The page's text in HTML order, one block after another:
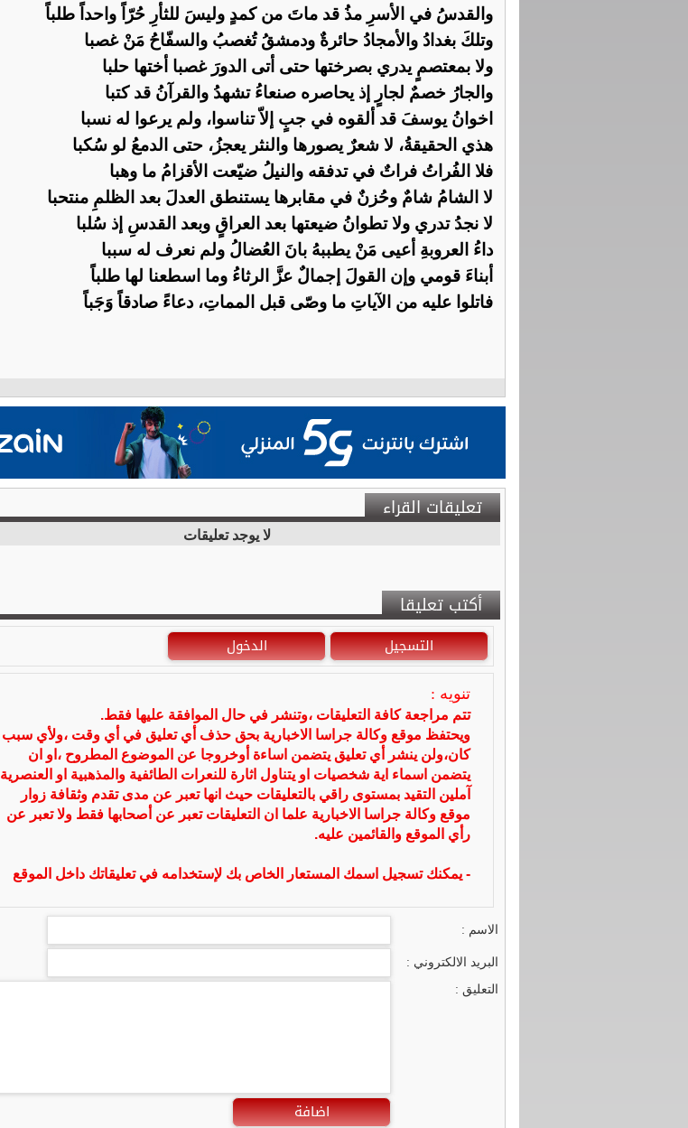
والقدسُ في الأسرِ مذُ قد ماتَ من كمدٍ وليسَ للثأرِ حُرّاً واحداً طلباً
وتلكَ بغدادُ والأمجادُ حائرةٌ ودمشقُ تُغصبُ والسفّاحُ مَنْ غصبا
ولا بمعتصمٍ يدري بصرختها حتى أتى الدورَ غصبا أختها حلبا
والجارُ خصمٌ لجارٍ إذ يحاصره صنعاءُ تشهدُ والقرآنُ قد كتبا
اخوانُ يوسفَ قد ألقوه في جبٍ إلاّ تناسوا، ولم يرعوا له نسبا
هذي الحقيقةُ، لا شعرٌ يصورها والنثر يعجزُ، حتى الدمعُ لو سُكبا
فلا الفُراتُ فراتٌ في تدفقه والنيلُ ضيّعت الأقزامُ ما وهبا
لا الشامُ شامٌ وحُزنٌ في مقابرها يستنطق العدلَ بعد الظلمِ منتحبا
لا نجدُ تدري ولا تطوانُ ضيعتها بعد العراقٍ وبعد القدسِ إذ سُلبا
داءُ العروبةِ أعيى مَنْ يطببهُ بانَ العُضالُ ولم نعرف له سببا
أبناءَ قومي وإن القولَ إجمالٌ عزَّ الرثاءُ وما اسطعنا لها طلباً
فاتلوا عليه من الآياتِ ما وصّى قبل المماتِ، دعاءً صادقاً وَجَباً
تعليقات القراء
لا يوجد تعليقات
أكتب تعليقا
التسجيل الدخول
تنويه :
تتم مراجعة كافة التعليقات ،وتنشر في حال الموافقة عليها فقط.
ويحتفظ موقع وكالة جراسا الاخبارية بحق حذف أي تعليق في أي وقت ،ولأي سبب
كان،ولن ينشر أي تعليق يتضمن اساءة أوخروجا عن الموضوع المطروح ،او ان
يتضمن اسماء اية شخصيات او يتناول اثارة للنعرات الطائفية والمذهبية او العنصرية
آملين التقيد بمستوى راقي بالتعليقات حيث انها تعبر عن مدى تقدم وثقافة زوار
موقع وكالة جراسا الاخبارية علما ان التعليقات تعبر عن أصحابها فقط ولا تعبر عن
رأي الموقع والقائمين عليه.
- يمكنك تسجيل اسمك المستعار الخاص بك لإستخدامه في تعليقاتك داخل الموقع
الاسم :
البريد الالكتروني :
التعليق :
اضافة